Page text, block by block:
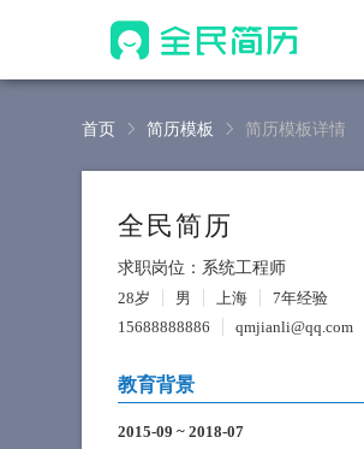
首页 简历模板 简历模板详情
全民简历
求职岗位：系统工程师
28岁
男 上海
7年经验
15688888886
qmjianli@qq.com
教育背景
2015-09 ~ 2018-07